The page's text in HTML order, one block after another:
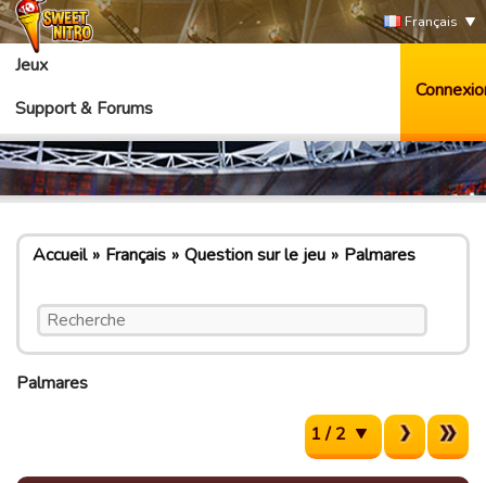
Français
Jeux
Support & Forums
Accueil Français Question sur le jeu Palmares
Palmares
1 / 2